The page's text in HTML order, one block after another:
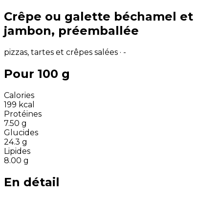
Crêpe ou galette béchamel et
jambon, préemballée
pizzas, tartes et crêpes salées · -
Pour 100 g
Calories
199 kcal
Protéines
7.50 g
Glucides
24.3 g
Lipides
8.00 g
En détail